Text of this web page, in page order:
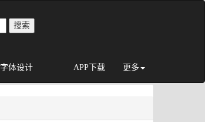
字体设计 APP下载 更多